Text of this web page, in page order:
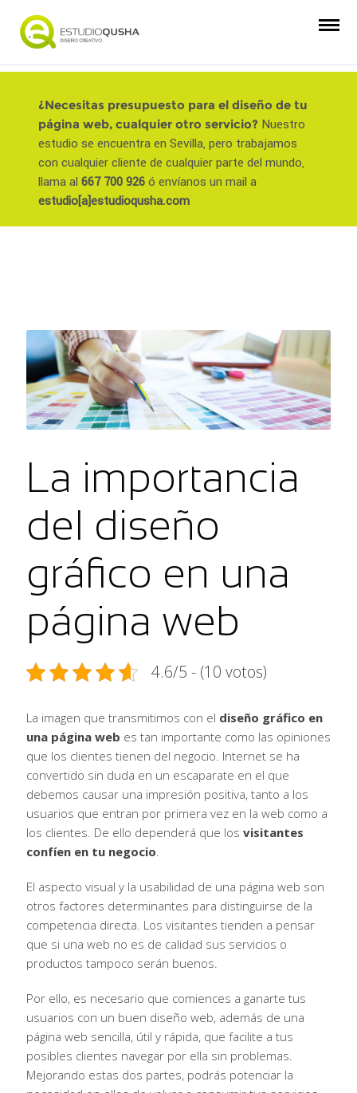
¿Necesitas presupuesto para el diseño de tu
página web, cualquier otro servicio? Nuestro
estudio se encuentra en Sevilla, pero trabajamos
con cualquier cliente de cualquier parte del mundo,
llama al 667 700 926ó envíanos un mail a
estudio[a]estudioqusha.com
La importancia
del diseño
gráfico en una
página web
4.6/5 - (10 votos)
La imagen que transmitimos con el diseño gráfico en
una página web es tan importante como las opiniones
que los clientes tienen del negocio. Internet se ha
convertido sin duda en un escaparate en el que
debemos causar una impresión positiva, tanto a los
usuarios que entran por primera vez en la web como a
los clientes. De ello dependerá que los visitantes
confíen en tu negocio.
El aspecto visual y la usabilidad de una página web son
otros factores determinantes para distinguirse de la
competencia directa. Los visitantes tienden a pensar
que si una web no es de calidad sus servicios o
productos tampoco serán buenos.
Por ello, es necesario que comiences a ganarte tus
usuarios con un buen diseño web, además de una
página web sencilla, útil y rápida, que facilite a tus
posibles clientes navegar por ella sin problemas.
Mejorando estas dos partes, podrás potenciar la